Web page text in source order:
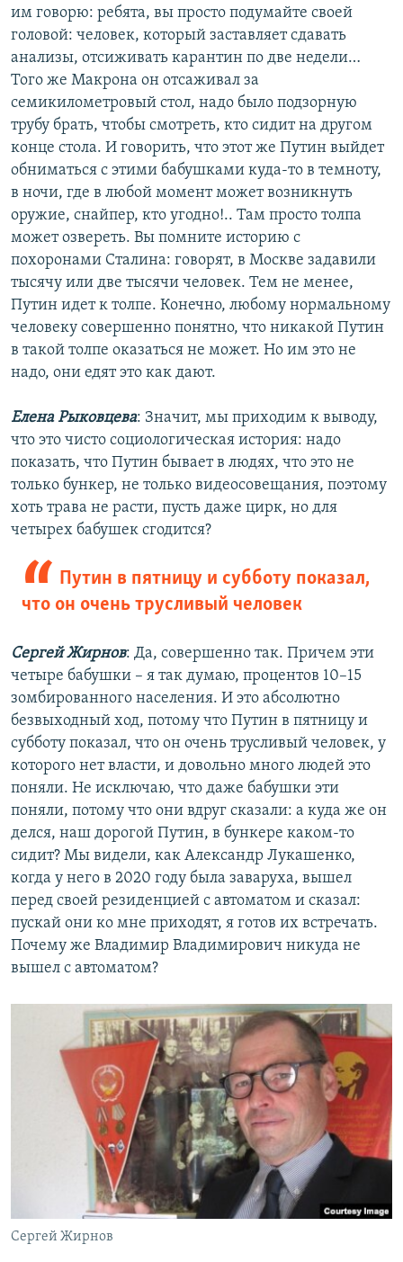
им говорю: ребята, вы просто подумайте своей
головой: человек, который заставляет сдавать
анализы, отсиживать карантин по две недели…
Того же Макрона он отсаживал за
семикилометровый стол, надо было подзорную
трубу брать, чтобы смотреть, кто сидит на другом
конце стола. И говорить, что этот же Путин выйдет
обниматься с этими бабушками куда-то в темноту,
в ночи, где в любой момент может возникнуть
оружие, снайпер, кто угодно!.. Там просто толпа
может озвереть. Вы помните историю с
похоронами Сталина: говорят, в Москве задавили
тысячу или две тысячи человек. Тем не менее,
Путин идет к толпе. Конечно, любому нормальному
человеку совершенно понятно, что никакой Путин
в такой толпе оказаться не может. Но им это не
надо, они едят это как дают.
Елена Рыковцева: Значит, мы приходим к выводу,
что это чисто социологическая история: надо
показать, что Путин бывает в людях, что это не
только бункер, не только видеосовещания, поэтому
хоть трава не расти, пусть даже цирк, но для
четырех бабушек сгодится?
Путин в пятницу и субботу показал,
что он очень трусливый человек
Сергей Жирнов: Да, совершенно так. Причем эти
четыре бабушки – я так думаю, процентов 10–15
зомбированного населения. И это абсолютно
безвыходный ход, потому что Путин в пятницу и
субботу показал, что он очень трусливый человек, у
которого нет власти, и довольно много людей это
поняли. Не исключаю, что даже бабушки эти
поняли, потому что они вдруг сказали: а куда же он
делся, наш дорогой Путин, в бункере каком-то
сидит? Мы видели, как Александр Лукашенко,
когда у него в 2020 году была заваруха, вышел
перед своей резиденцией с автоматом и сказал:
пускай они ко мне приходят, я готов их встречать.
Почему же Владимир Владимирович никуда не
вышел с автоматом?
Сергей Жирнов